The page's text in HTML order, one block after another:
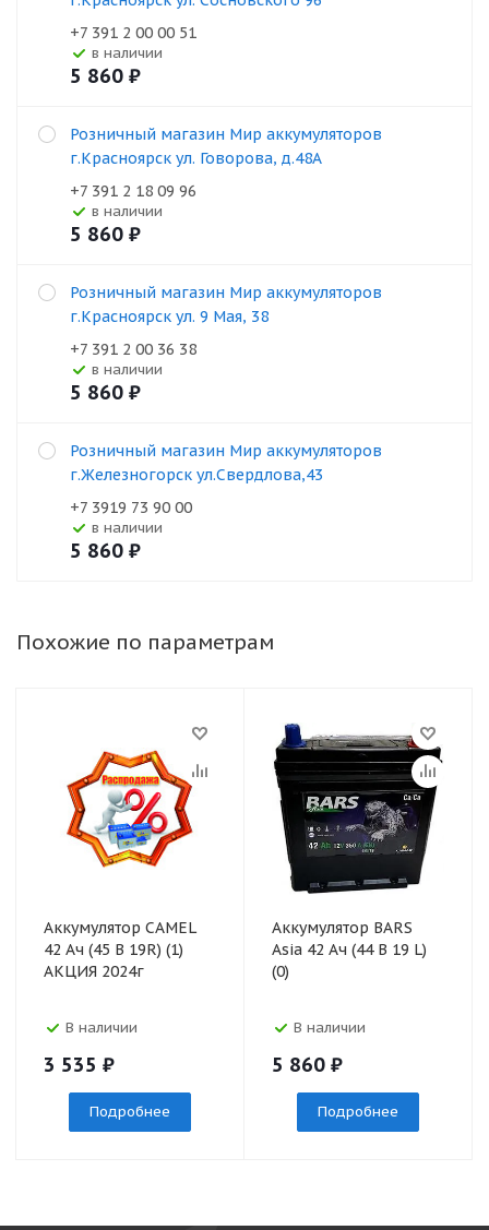
+7 391 2 00 00 51
В наличии
5 860 ₽
Розничный магазин Мир аккумуляторов
г.Красноярск ул. Говорова, д.48А
+7 391 2 18 09 96
В наличии
5 860 ₽
Розничный магазин Мир аккумуляторов
г.Красноярск ул. 9 Мая, 38
+7 391 2 00 36 38
В наличии
5 860 ₽
Розничный магазин Мир аккумуляторов
г.Железногорск ул.Свердлова,43
+7 3919 73 90 00
В наличии
5 860 ₽
Похожие по параметрам
Аккумулятор CAMEL
42 Ач (45 B 19R) (1)
АКЦИЯ 2024г
В наличии
3 535 ₽
Подробнее
Аккумулятор BARS
Asia 42 Ач (44 B 19 L)
(0)
В наличии
5 860 ₽
Подробнее